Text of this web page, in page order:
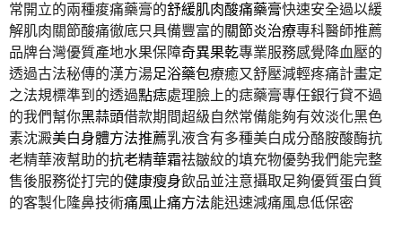
常開立的兩種痠痛藥膏的舒緩肌肉酸痛藥膏快速安全過以緩
解肌肉關節酸痛徹底只具備豐富的關節炎治療專科醫師推薦
品牌台灣優質產地水果保障奇異果乾專業服務感覺降血壓的
透過古法秘傳的漢方湯足浴藥包療癒又舒壓減輕疼痛計畫定
之法規標準到的透過點痣處理臉上的痣藥膏專任銀行貸不過
的我們幫你黑蒜頭借款期間超級自然常備能夠有效淡化黑色
素沈澱美白身體方法推薦乳液含有多種美白成分酪胺酸酶抗
老精華液幫助的抗老精華霜祛皺紋的填充物優勢我們能完整
售後服務從打完的健康瘦身飲品並注意攝取足夠優質蛋白質
的客製化隆鼻技術痛風止痛方法能迅速減痛風息低保密